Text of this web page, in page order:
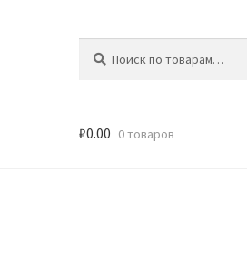
₽0.00 0 товаров